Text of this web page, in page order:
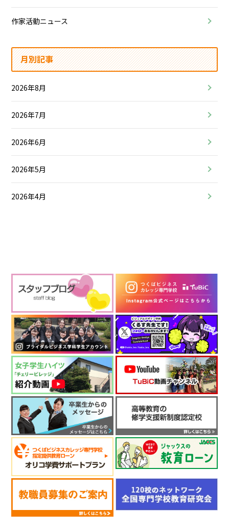
作家活動ニュース
月別記事
2026年8月
2026年7月
2026年6月
2026年5月
2026年4月